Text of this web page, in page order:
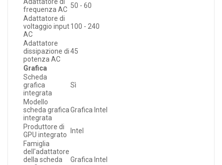
Adattatore di
frequenza AC 50 - 60
Adattatore di
voltaggio input
AC
100 - 240
Adattatore
dissipazione di
potenza AC
45
Grafica
Scheda
grafica
integrata
Sì
Modello
scheda grafica
integrata
Grafica Intel
Produttore di
GPU integrato
Intel
Famiglia
dell'adattatore
della scheda
Grafica Intel